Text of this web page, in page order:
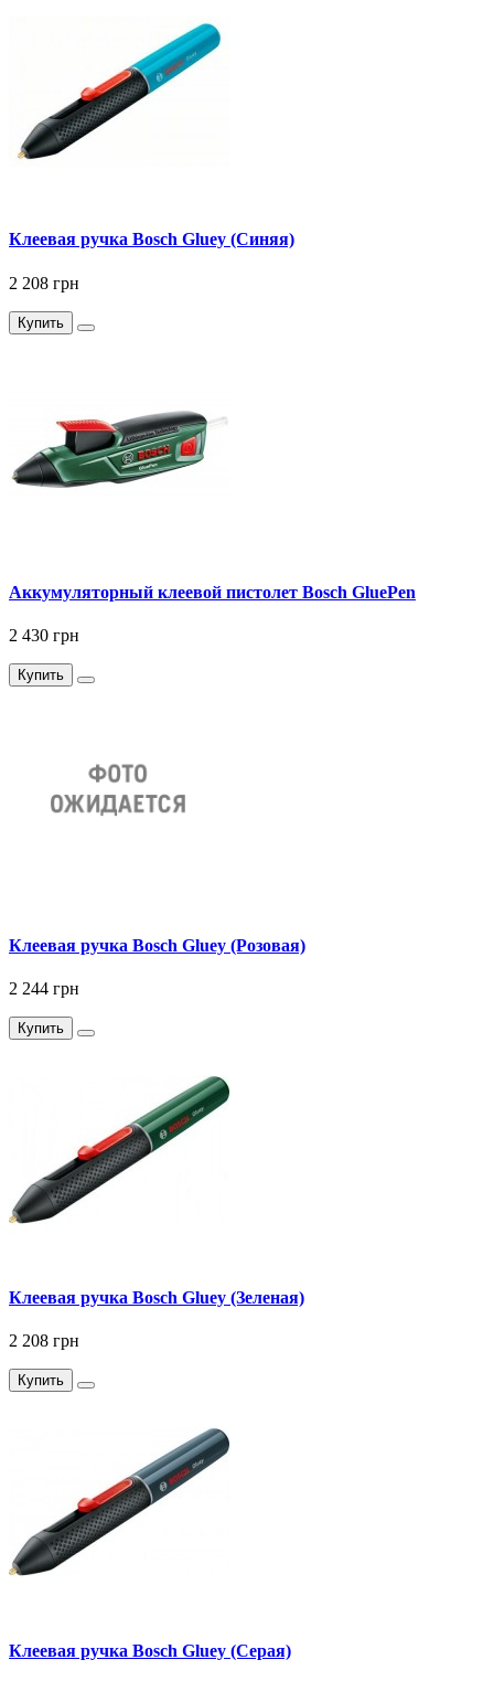
Клеевая ручка Bosch Gluey (Синяя)
2 208 грн
Купить
Аккумуляторный клеевой пистолет Bosch GluePen
2 430 грн
Купить
Клеевая ручка Bosch Gluey (Розовая)
2 244 грн
Купить
Клеевая ручка Bosch Gluey (Зеленая)
2 208 грн
Купить
Клеевая ручка Bosch Gluey (Серая)